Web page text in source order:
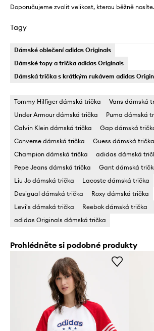
Doporučujeme zvolit velikost, kterou běžně nosíte.
Tagy
Dámské oblečení adidas Originals
Dámské topy a trička adidas Originals
Dámská trička s krátkým rukávem adidas
Tommy Hilfiger dámská trička
Vans dámská
Under Armour dámská trička
Puma dámská
Calvin Klein dámská trička
Gap dámská
Converse dámská trička
Guess dámská trička
Champion dámská trička
adidas dámská
Pepe Jeans dámská trička
Gant dámská
Liu Jo dámská trička
Lacoste dámská trička
Desigual dámská trička
Roxy dámská trička
Levi's dámská trička
Reebok dámská trička
adidas Originals dámská trička
Prohlédněte si podobné produkty